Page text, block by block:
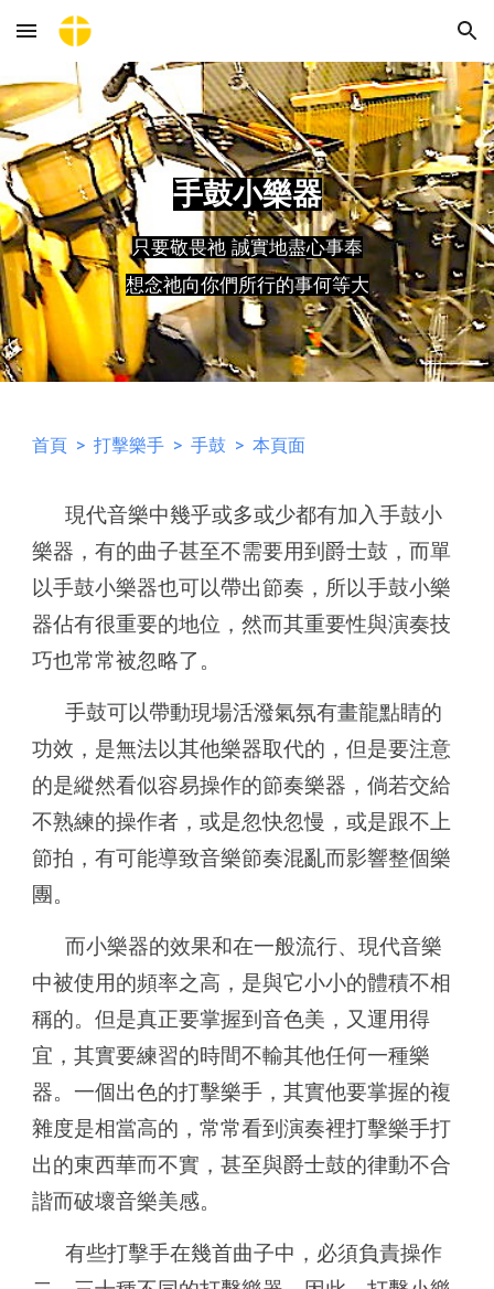
Skip to main content Skip to navigation
手鼓小樂器
只要敬畏祂 誠實地盡心事奉
想念祂向你們所行的事何等大
首頁 >打擊樂手 >手鼓 > 本頁面
現代音樂中幾乎或多或少都有加入手鼓小
樂器，有的曲子甚至不需要用到爵士鼓，而單
以手鼓小樂器也可以帶出節奏，所以手鼓小樂
器佔有很重要的地位，然而其重要性與演奏技
巧也常常被忽略了。
手鼓可以帶動現場活潑氣氛有畫龍點睛的
功效，是無法以其他樂器取代的，但是要注意
的是縱然看似容易操作的節奏樂器，倘若交給
不熟練的操作者，或是忽快忽慢，或是跟不上
節拍，有可能導致音樂節奏混亂而影響整個樂
團。
而小樂器的效果和在一般流行、現代音樂
中被使用的頻率之高，是與它小小的體積不相
稱的。但是真正要掌握到音色美，又運用得
宜，其實要練習的時間不輸其他任何一種樂
器。一個出色的打擊樂手，其實他要掌握的複
雜度是相當高的，常常看到演奏裡打擊樂手打
出的東西華而不實，甚至與爵士鼓的律動不合
諧而破壞音樂美感。
有些打擊手在幾首曲子中，必須負責操作